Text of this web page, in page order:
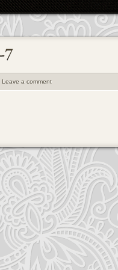
Leave a comment